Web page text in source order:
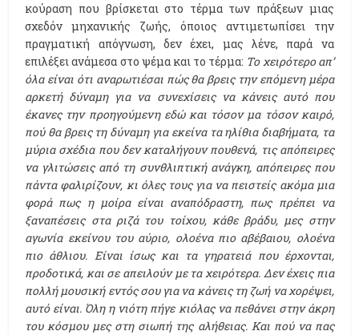
κούραση που βρίσκεται στο τέρμα των πράξεων μιας
σχεδόν μηχανικής ζωής, όποιος αντιμετωπίσει την
πραγματική απόγνωση, δεν έχει, μας λένε, παρά να
επιλέξει ανάμεσα στο ψέμα και το τέρμα: Το χειρότερο απ’
όλα είναι ότι αναρωτιέσαι πώς θα βρεις την επόμενη μέρα
αρκετή δύναμη για να συνεχίσεις να κάνεις αυτό που
έκανες την προηγούμενη εδώ και τόσον μα τόσον καιρό,
πού θα βρεις τη δύναμη για εκείνα τα ηλίθια διαβήματα, τα
μύρια σχέδια που δεν καταλήγουν πουθενά, τις απόπειρες
να γλιτώσεις από τη συνθλιπτική ανάγκη, απόπειρες που
πάντα φαλιρίζουν, κι όλες τους για να πειστείς ακόμα μια
φορά πως η μοίρα είναι αναπόδραστη, πως πρέπει να
ξαναπέσεις στα ριζά του τοίχου, κάθε βράδυ, μες στην
αγωνία εκείνου του αύριο, ολοένα πιο αβέβαιου, ολοένα
πιο άθλιου. Είναι ίσως και τα γηρατειά που έρχονται,
προδοτικά, και σε απειλούν με τα χειρότερα. Δεν έχεις πια
πολλή μουσική εντός σου για να κάνεις τη ζωή να χορέψει,
αυτό είναι. Όλη η νιότη πήγε κιόλας να πεθάνει στην άκρη
του κόσμου μες στη σιωπή της αλήθειας. Και πού να πας